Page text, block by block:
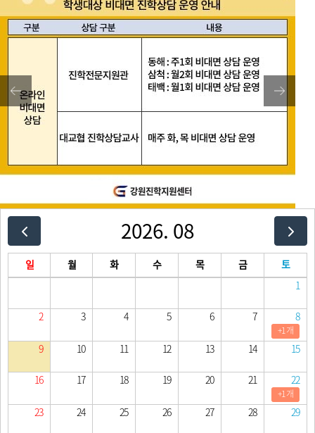
2026. 08
일 월 화 수 목 금
토
1
2 3 4 5 6 7 8
+1 개
9 10 11 12 13 14 15
16 17 18 19 20 21 22
+1 개
23 24 25 26 27 28 29